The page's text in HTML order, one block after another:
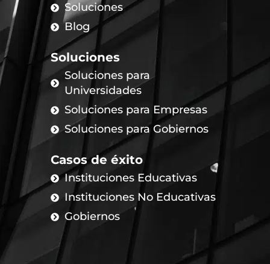
Soluciones
Blog
Soluciones
Soluciones para
Universidades
Soluciones para Empresas
Soluciones para Gobiernos
Casos de éxito
Instituciones Educativas
Instituciones No Educativas
Gobiernos